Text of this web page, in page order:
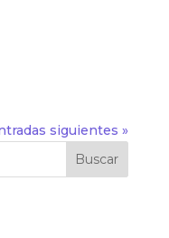
siguientes »
Buscar